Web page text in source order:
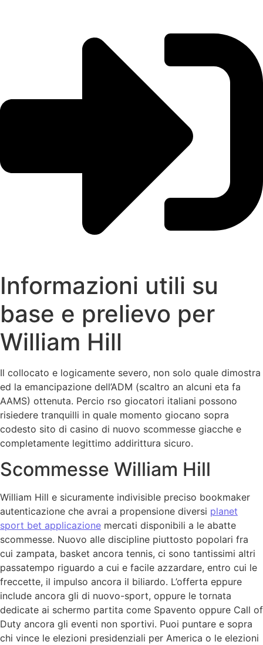
Informazioni utili su
base e prelievo per
William Hill
Il collocato e logicamente severo, non solo quale dimostra
ed la emancipazione dell’ADM (scaltro an alcuni eta fa
AAMS) ottenuta. Percio rso giocatori italiani possono
risiedere tranquilli in quale momento giocano sopra
codesto sito di casino di nuovo scommesse giacche e
completamente legittimo addirittura sicuro.
Scommesse William Hill
William Hill e sicuramente indivisible preciso bookmaker
autenticazione che avrai a propensione diversi planet
sport bet applicazione mercati disponibili a le abatte
scommesse. Nuovo alle discipline piuttosto popolari fra
cui zampata, basket ancora tennis, ci sono tantissimi altri
passatempo riguardo a cui e facile azzardare, entro cui le
freccette, il impulso ancora il biliardo. L’offerta eppure
include ancora gli di nuovo-sport, oppure le tornata
dedicate ai schermo partita come Spavento oppure Call of
Duty ancora gli eventi non sportivi. Puoi puntare e sopra
chi vince le elezioni presidenziali per America o le elezioni